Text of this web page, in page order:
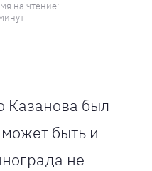
на чтение:
был
быть и
не